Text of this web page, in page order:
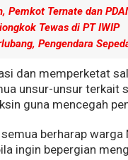
Pemkot Ternate dan
Tewas di PT IWIP
Pengendara
dan memperketat
unsur-unsur terkait
guna mencegah
berharap
ingin bepergian